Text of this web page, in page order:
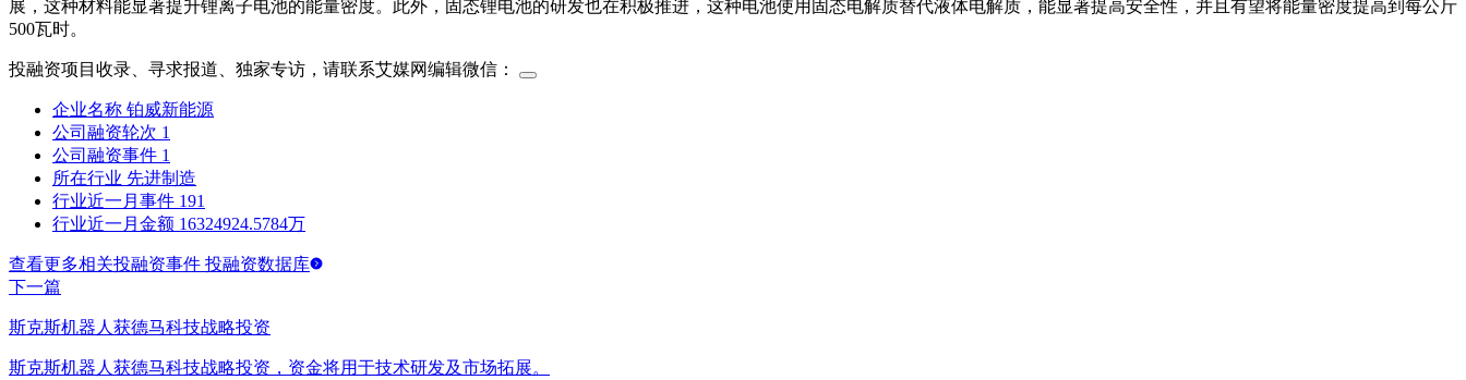
展，这种材料能显著提升锂离子电池的能量密度。此外，固态锂电池的研发也在积极推进，这种电池使用固态电解质替代液体电解质，能显著提高安全性，并且有望将能量密度提高到每公斤
500瓦时。
投融资项目收录、寻求报道、独家专访，请联系艾媒网编辑微信：
企业名称 铂威新能源
公司融资轮次 1
公司融资事件 1
所在行业 先进制造
行业近一月事件 191
行业近一月金额 16324924.5784万
查看更多相关投融资事件 投融资数据库
下一篇
斯克斯机器人获德马科技战略投资
斯克斯机器人获德马科技战略投资，资金将用于技术研发及市场拓展。